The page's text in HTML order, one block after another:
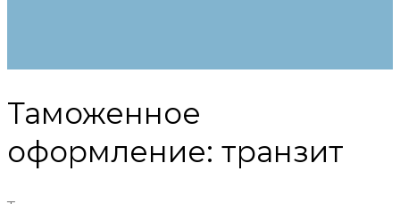
Таможенное
оформление: транзит